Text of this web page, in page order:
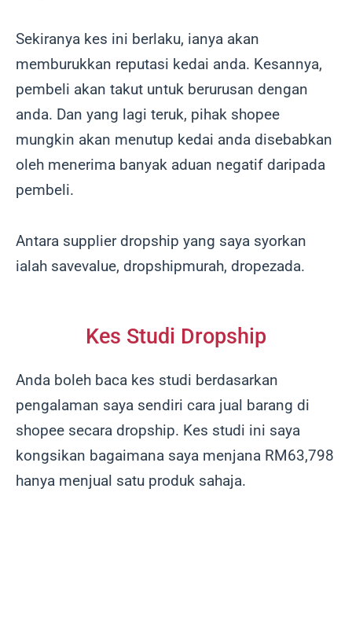
Sekiranya kes ini berlaku, ianya akan
memburukkan reputasi kedai anda. Kesannya,
pembeli akan takut untuk berurusan dengan
anda. Dan yang lagi teruk, pihak shopee
mungkin akan menutup kedai anda disebabkan
oleh menerima banyak aduan negatif daripada
pembeli.
Antara supplier dropship yang saya syorkan
ialah savevalue, dropshipmurah, dropezada.
Kes Studi Dropship
Anda boleh baca kes studi berdasarkan
pengalaman saya sendiri cara jual barang di
shopee secara dropship. Kes studi ini saya
kongsikan bagaimana saya menjana RM63,798
hanya menjual satu produk sahaja.